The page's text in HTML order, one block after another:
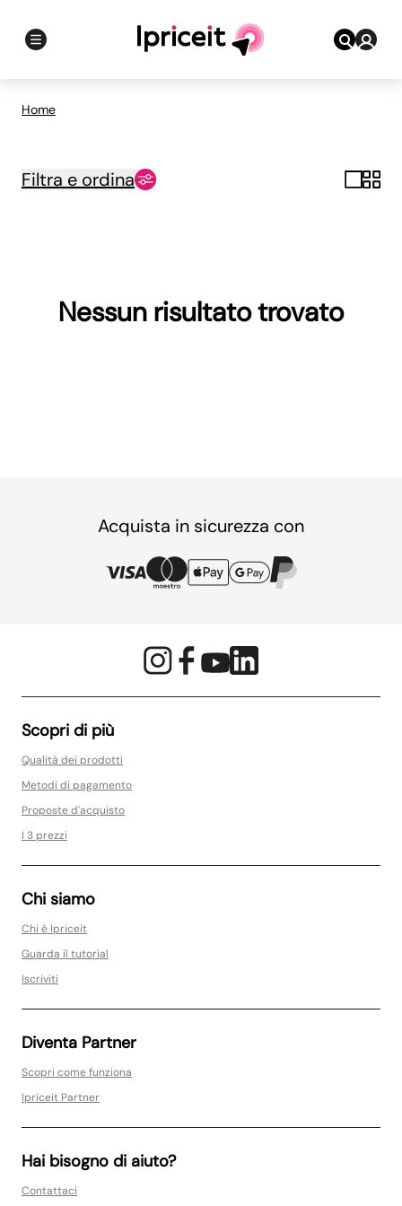
Home
Filtra e ordina
Nessun risultato trovato
Acquista in sicurezza con
Scopri di più
Qualità dei prodotti
Metodi di pagamento
Proposte d'acquisto
I 3 prezzi
Chi siamo
Chi è Ipriceit
Guarda il tutorial
Iscriviti
Diventa Partner
Scopri come funziona
Ipriceit Partner
Hai bisogno di aiuto?
Contattaci